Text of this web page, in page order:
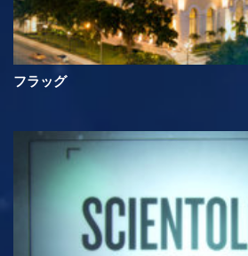
フラッグ